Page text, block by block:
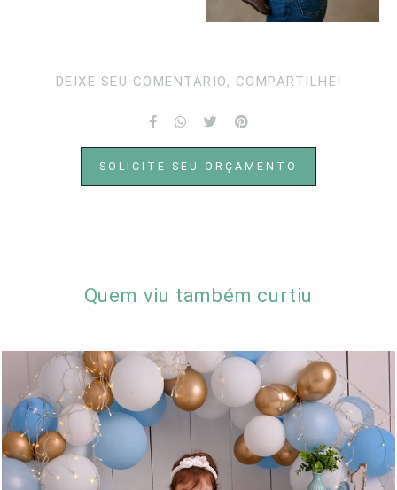
DEIXE SEU COMENTÁRIO, COMPARTILHE!
SOLICITE SEU ORÇAMENTO
Quem viu também curtiu